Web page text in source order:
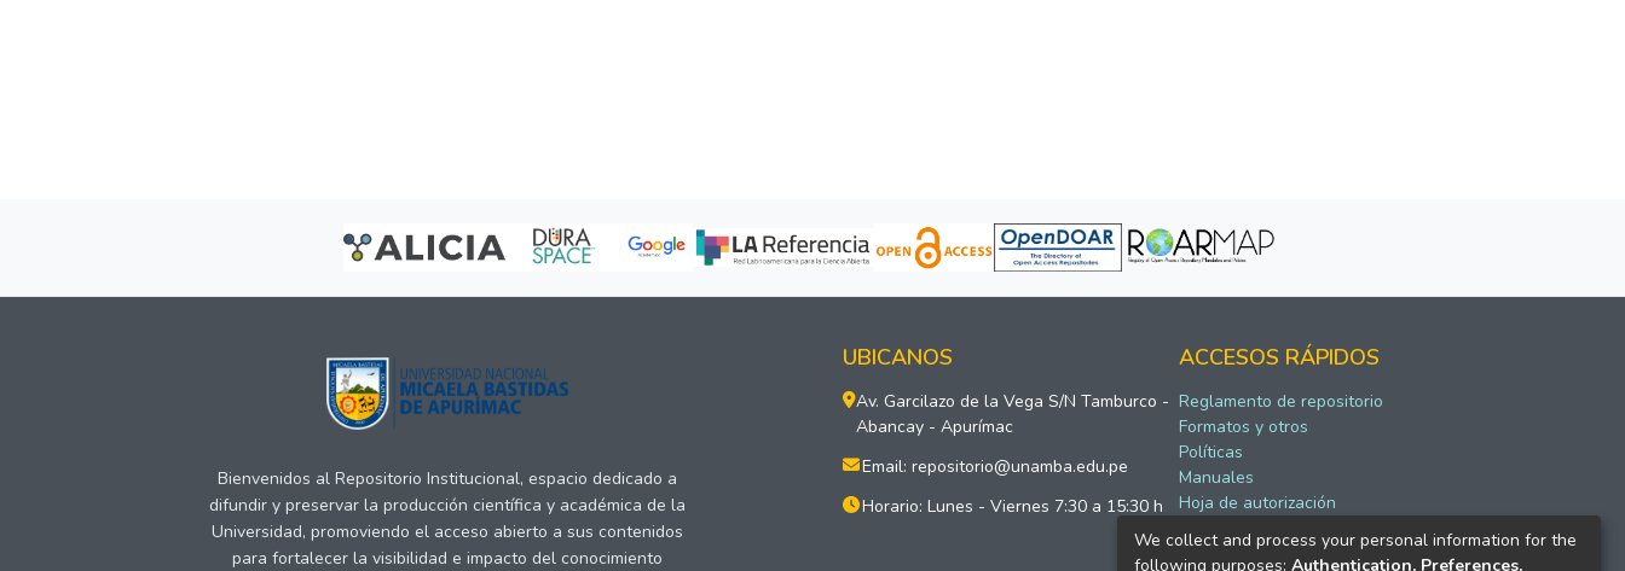
Bienvenidos al Repositorio Institucional, espacio dedicado a
difundir y preservar la producción científica y académica de la
Universidad, promoviendo el acceso abierto a sus contenidos
para fortalecer la visibilidad e impacto del conocimiento
UBICANOS
Av. Garcilazo de la Vega S/N Tamburco -
Abancay - Apurímac
Email: repositorio@unamba.edu.pe
Horario: Lunes - Viernes 7:30 a 15:30 h
ACCESOS RÁPIDOS
Reglamento de repositorio
Formatos y otros
Políticas
Manuales
Hoja de autorización
We collect and process your personal information for the
following purposes: Authentication, Preferences,